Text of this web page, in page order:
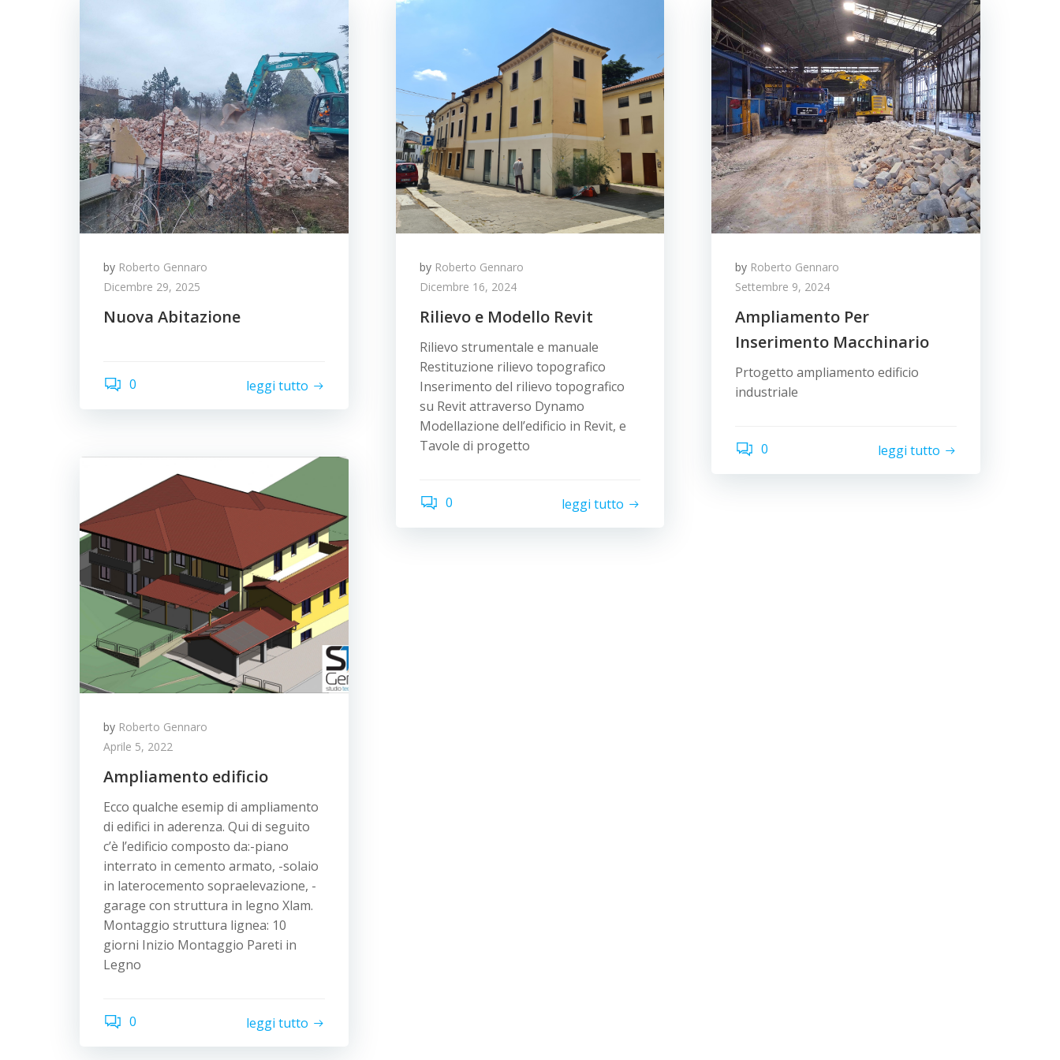
by Roberto Gennaro
Dicembre 29, 2025
Nuova Abitazione
0 leggi tutto
by Roberto Gennaro
Dicembre 16, 2024
Rilievo e Modello Revit
Rilievo strumentale e manuale
Restituzione rilievo topografico
Inserimento del rilievo topografico
su Revit attraverso Dynamo
Modellazione dell’edificio in Revit, e
Tavole di progetto
0 leggi tutto
by Roberto Gennaro
Settembre 9, 2024
Ampliamento Per
Inserimento Macchinario
Prtogetto ampliamento edificio
industriale
0 leggi tutto
by Roberto Gennaro
Aprile 5, 2022
Ampliamento edificio
Ecco qualche esemip di ampliamento
di edifici in aderenza. Qui di seguito
c’è l’edificio composto da:-piano
interrato in cemento armato, -solaio
in laterocemento sopraelevazione, -
garage con struttura in legno Xlam.
Montaggio struttura lignea: 10
giorni Inizio Montaggio Pareti in
Legno
0 leggi tutto